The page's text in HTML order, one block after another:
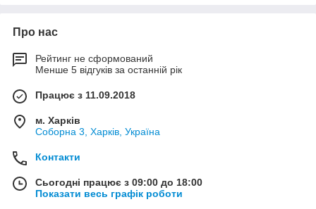
Про нас
Рейтинг не сформований
Менше 5 відгуків за останній рік
Працює з 11.09.2018
м. Харків
Соборна 3, Харків, Україна
Контакти
Сьогодні працює з 09:00 до 18:00
Показати весь графік роботи